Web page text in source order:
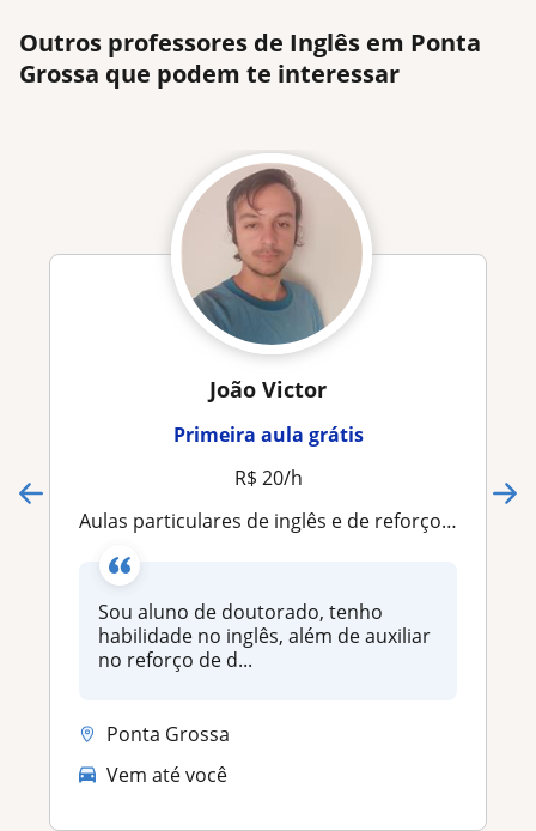
Outros professores de Inglês em Ponta
Grossa que podem te interessar
João Victor
Primeira aula grátis
R$ 20/h
Aulas particulares de inglês e de reforço escolar
Sou aluno de doutorado, tenho
habilidade no inglês, além de auxiliar
no reforço de d...
Ponta Grossa
Vem até você